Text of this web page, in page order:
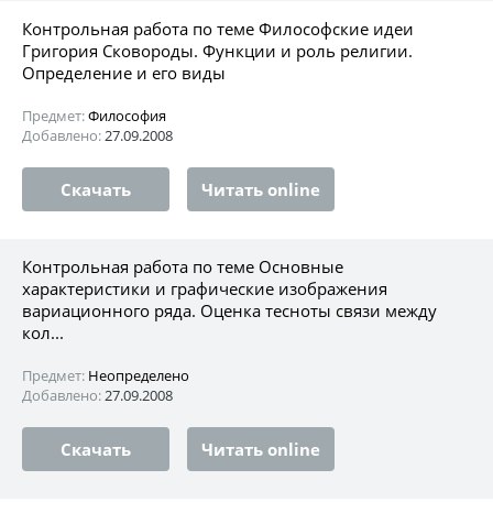
Контрольная работа по теме Философские идеи
Григория Сковороды. Функции и роль религии.
Определение и его виды
Предмет:Философия
Добавлено:27.09.2008
Скачать Читать online
Контрольная работа по теме Основные
характеристики и графические изображения
вариационного ряда. Оценка тесноты связи между
кол...
Предмет: Неопределено
Добавлено:27.09.2008
Скачать Читать online